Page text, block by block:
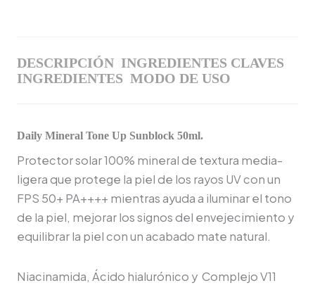
DESCRIPCIÓN INGREDIENTES CLAVES
INGREDIENTES MODO DE USO
Daily Mineral Tone Up Sunblock 50ml.
Protector solar 100% mineral de textura media-
ligera que protege la piel de los rayos UV con un
FPS 50+ PA++++ mientras ayuda a iluminar el tono
de la piel, mejorar los signos del envejecimiento y
equilibrar la piel con un acabado mate natural.
Niacinamida, Ácido hialurónico y Complejo V11